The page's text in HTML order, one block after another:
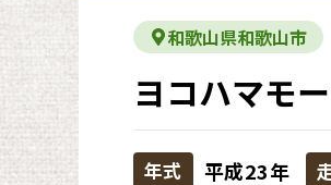
和歌山県和歌山市
ヨコハマモ
年式 平成23年